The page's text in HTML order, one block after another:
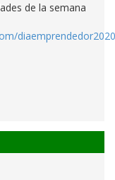
de la semana